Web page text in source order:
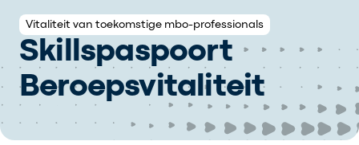
Vitaliteit van toekomstige mbo-professionals
Skillspaspoort
Beroepsvitaliteit